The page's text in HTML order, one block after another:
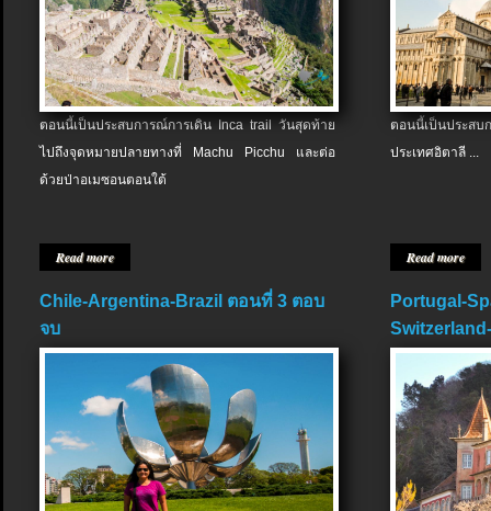
ตอนนี้เป็นประสบการณ์การเดิน Inca trail วันสุดท้าย
ไปถึงจุดหมายปลายทางที่ Machu Picchu และต่อ
ด้วยป่าอเมซอนตอนใต้
Read more
ตอนนี้เป็นประส
ประเทศอิตาลี ...
Read more
Chile-Argentina-Brazil ตอนที่ 3 ตอบ
จบ
Portugal-